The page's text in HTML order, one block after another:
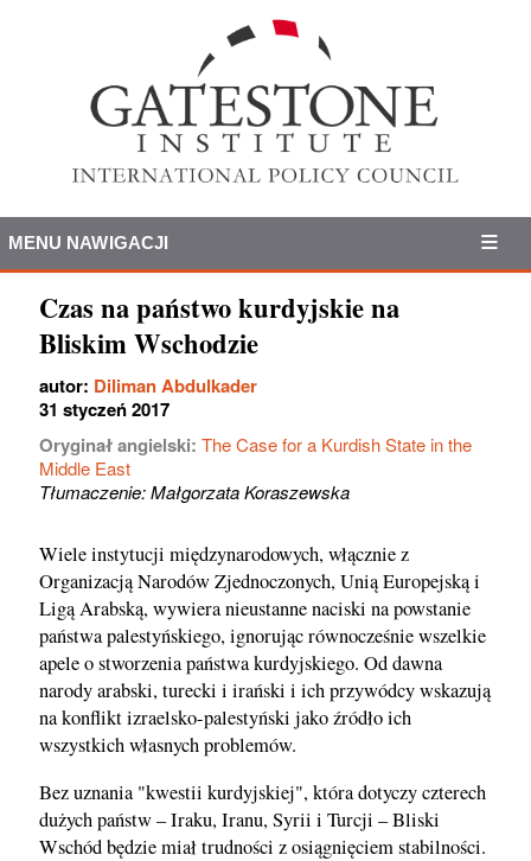
MENU NAWIGACJI
Czas na państwo kurdyjskie na
Bliskim Wschodzie
autor: Diliman Abdulkader
31 styczeń 2017
Oryginał angielski: The Case for a Kurdish State in the
Middle East
Tłumaczenie: Małgorzata Koraszewska
Wiele instytucji międzynarodowych, włącznie z
Organizacją Narodów Zjednoczonych, Unią Europejską i
Ligą Arabską, wywiera nieustanne naciski na powstanie
państwa palestyńskiego, ignorując równocześnie wszelkie
apele o stworzenia państwa kurdyjskiego. Od dawna
narody arabski, turecki i irański i ich przywódcy wskazują
na konflikt izraelsko-palestyński jako źródło ich
wszystkich własnych problemów.
Bez uznania "kwestii kurdyjskiej", która dotyczy czterech
dużych państw – Iraku, Iranu, Syrii i Turcji – Bliski
Wschód będzie miał trudności z osiągnięciem stabilności.